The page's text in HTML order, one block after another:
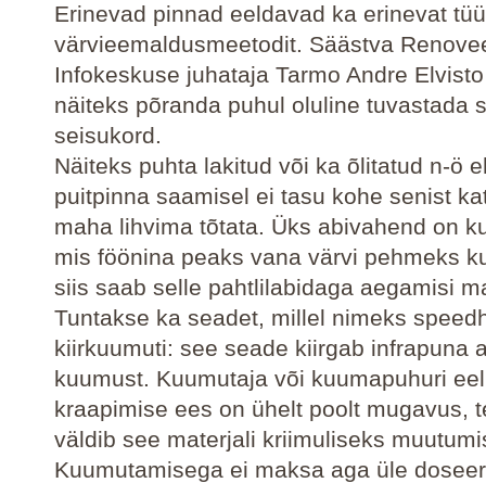
Erinevad pinnad eeldavad ka erinevat
värvieemaldusmeetodit. Säästva
Infokeskuse juhataja Tarmo Andre
näiteks põranda puhul oluline tuvastada
seisukord.
Näiteks puhta lakitud või ka õlitatud n-ö
puitpinna saamisel ei tasu kohe senist
maha lihvima tõtata. Üks abivahend on
mis föönina peaks vana värvi pehmeks
siis saab selle pahtlilabidaga aegamisi
Tuntakse ka seadet, millel nimeks
kiirkuumuti: see seade kiirgab infrapuna
kuumust. Kuumutaja või kuumapuhuri
kraapimise ees on ühelt poolt mugavus,
väldib see materjali kriimuliseks
Kuumutamisega ei maksa aga üle